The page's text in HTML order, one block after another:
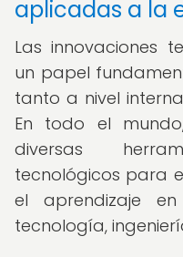
aplicadas a la
Las innovaciones
un papel
tanto a nivel
En todo el
diversas
tecnológicos para
el aprendizaje
tecnología,